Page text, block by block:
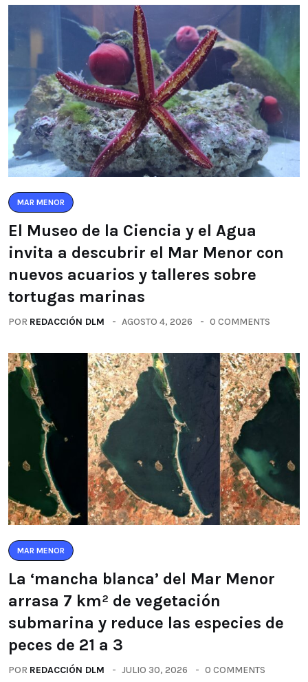
MAR MENOR
El Museo de la Ciencia y el Agua
invita a descubrir el Mar Menor con
nuevos acuarios y talleres sobre
tortugas marinas
POR REDACCIÓN DLM AGOSTO 4, 2026 0 COMMENTS
MAR MENOR
La ‘mancha blanca’ del Mar Menor
arrasa 7 km² de vegetación
submarina y reduce las especies de
peces de 21 a 3
POR REDACCIÓN DLM JULIO 30, 2026 0 COMMENTS